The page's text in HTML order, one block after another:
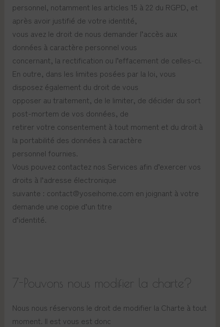
personnel, notamment les articles 15 à 22 du RGPD, et
après avoir justifié de votre identité,
vous avez le droit de nous demander l’accès aux
données à caractère personnel vous
concernant, la rectification ou l’effacement de celles-ci.
En outre, dans les limites posées par la loi, vous
disposez également du droit de vous
opposer au traitement, de le limiter, de décider du sort
post-mortem de vos données, de
retirer votre consentement à tout moment et du droit à
la portabilité des données à caractère
personnel fournies.
Vous pouvez contactez nos Services afin d’exercer vos
droits à l’adresse électronique
suivante : contact@yoseihome.com en joignant à votre
demande une copie d’un titre
d’identité.
7-Pouvons nous modifier la charte?
Nous nous réservons le droit de modifier la Charte à tout
moment. Il est vous est donc